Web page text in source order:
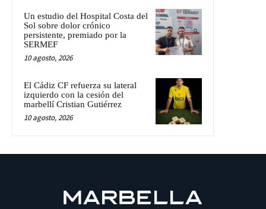
Un estudio del Hospital Costa del
Sol sobre dolor crónico
persistente, premiado por la
SERMEF
10 agosto, 2026
El Cádiz CF refuerza su lateral
izquierdo con la cesión del
marbellí Cristian Gutiérrez
10 agosto, 2026